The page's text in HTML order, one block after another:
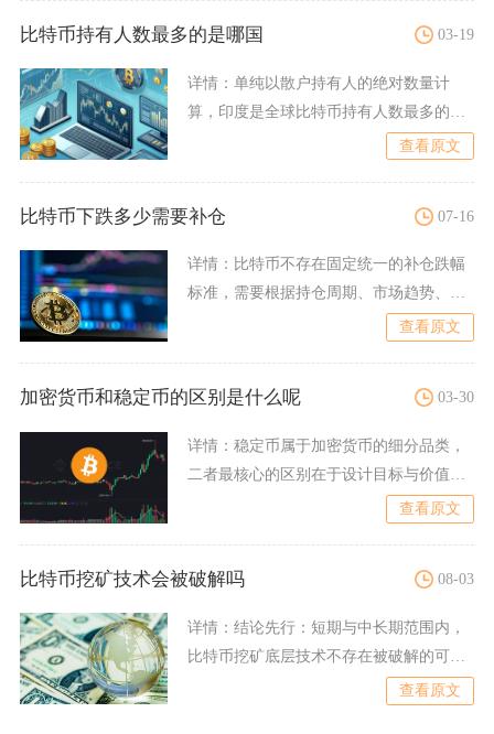
比特币持有人数最多的是哪国 03-19
详情： 单纯以散户持有人的绝对数量计
算，印度是全球比特币持有人数最多的国
家，庞大人口基数、跨境汇兑
查看原文
比特币下跌多少需要补仓 07-16
详情： 比特币不存在固定统一的补仓跌幅
标准，需要根据持仓周期、市场趋势、资
查看原文
加密货币和稳定币的区别是什么呢 03-30
详情： 稳定币属于加密货币的细分品类，
二者最核心的区别在于设计目标与价值支
查看原文
比特币挖矿技术会被破解吗 08-03
详情： 结论先行：短期与中长期范围内，
比特币挖矿底层技术不存在被破解的可能
查看原文